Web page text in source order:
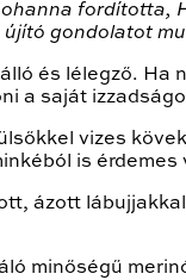
fordította,
gondolatot
és lélegző. Ha
a saját
vizes
is
ázott
minőségű